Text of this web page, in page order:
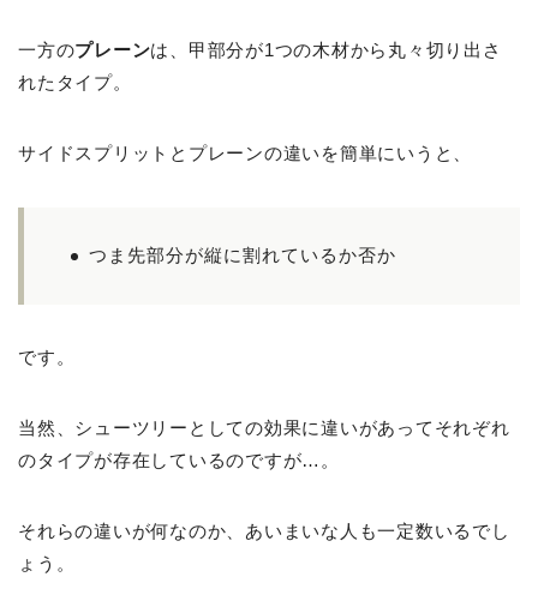
一方のプレーンは、甲部分が1つの木材から丸々切り出さ
れたタイプ。
サイドスプリットとプレーンの違いを簡単にいうと、
つま先部分が縦に割れているか否か
です。
当然、シューツリーとしての効果に違いがあってそれぞれ
のタイプが存在しているのですが…。
それらの違いが何なのか、あいまいな人も一定数いるでし
ょう。